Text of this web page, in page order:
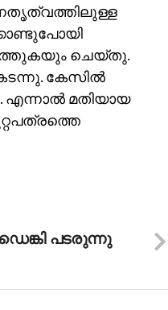
ചെയ്തു.
കേസില്‍
മതിയായ
ഡെങ്കി പടരുന്നു